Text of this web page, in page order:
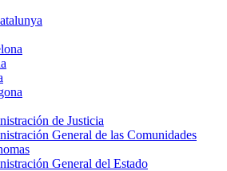
de Justicia
General de las Comunidades
General del Estado